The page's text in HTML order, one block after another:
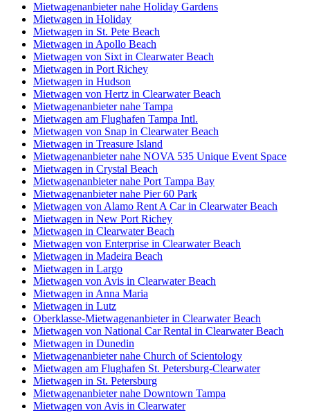
Mietwagenanbieter nahe Holiday Gardens
Mietwagen in Holiday
Mietwagen in St. Pete Beach
Mietwagen in Apollo Beach
Mietwagen von Sixt in Clearwater Beach
Mietwagen in Port Richey
Mietwagen in Hudson
Mietwagen von Hertz in Clearwater Beach
Mietwagenanbieter nahe Tampa
Mietwagen am Flughafen Tampa Intl.
Mietwagen von Snap in Clearwater Beach
Mietwagen in Treasure Island
Mietwagenanbieter nahe NOVA 535 Unique Event Space
Mietwagen in Crystal Beach
Mietwagenanbieter nahe Port Tampa Bay
Mietwagenanbieter nahe Pier 60 Park
Mietwagen von Alamo Rent A Car in Clearwater Beach
Mietwagen in New Port Richey
Mietwagen in Clearwater Beach
Mietwagen von Enterprise in Clearwater Beach
Mietwagen in Madeira Beach
Mietwagen in Largo
Mietwagen von Avis in Clearwater Beach
Mietwagen in Anna Maria
Mietwagen in Lutz
Oberklasse-Mietwagenanbieter in Clearwater Beach
Mietwagen von National Car Rental in Clearwater Beach
Mietwagen in Dunedin
Mietwagenanbieter nahe Church of Scientology
Mietwagen am Flughafen St. Petersburg-Clearwater
Mietwagen in St. Petersburg
Mietwagenanbieter nahe Downtown Tampa
Mietwagen von Avis in Clearwater